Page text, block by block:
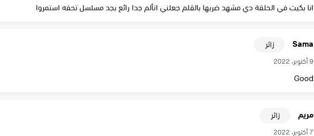
انا بكيت في الحلقة دي مشهد ضربها بالقلم جعلني اتألم جدا رائع بجد مسلسل تحفه استمروا
Sama زائر
9 أكتوبر، 2022
Good
مريم زائر
7 أكتوبر، 2022